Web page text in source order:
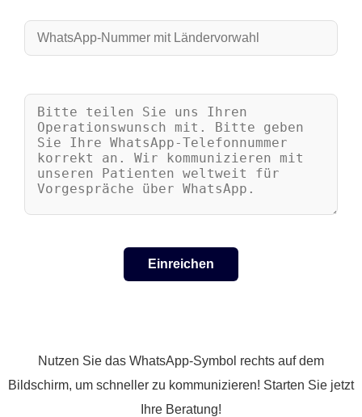
Nutzen Sie das WhatsApp-Symbol rechts auf dem
Bildschirm, um schneller zu kommunizieren! Starten Sie jetzt
Ihre Beratung!